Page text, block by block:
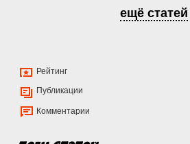
ещё статей
Рейтинг
Публикации
Комментарии